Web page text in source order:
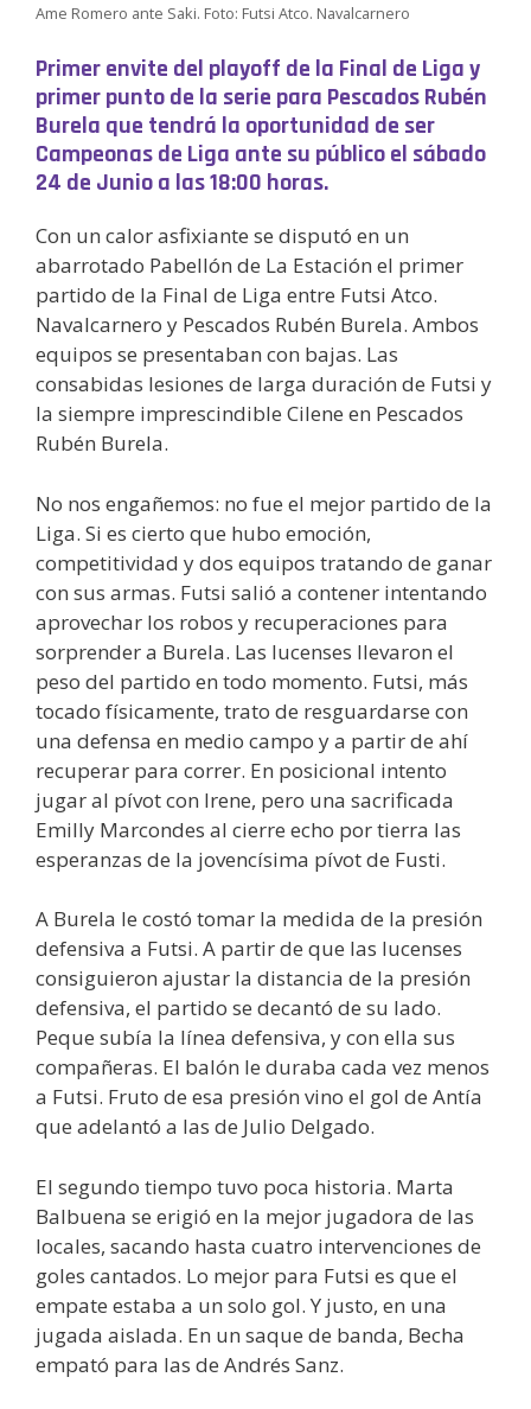
Ame Romero ante Saki. Foto: Futsi Atco. Navalcarnero
Primer envite del playoff de la Final de Liga y
primer punto de la serie para Pescados Rubén
Burela que tendrá la oportunidad de ser
Campeonas de Liga ante su público el sábado
24 de Junio a las 18:00 horas.
Con un calor asfixiante se disputó en un
abarrotado Pabellón de La Estación el primer
partido de la Final de Liga entre Futsi Atco.
Navalcarnero y Pescados Rubén Burela. Ambos
equipos se presentaban con bajas. Las
consabidas lesiones de larga duración de Futsi y
la siempre imprescindible Cilene en Pescados
Rubén Burela.
No nos engañemos: no fue el mejor partido de la
Liga. Si es cierto que hubo emoción,
competitividad y dos equipos tratando de ganar
con sus armas. Futsi salió a contener intentando
aprovechar los robos y recuperaciones para
sorprender a Burela. Las lucenses llevaron el
peso del partido en todo momento. Futsi, más
tocado físicamente, trato de resguardarse con
una defensa en medio campo y a partir de ahí
recuperar para correr. En posicional intento
jugar al pívot con Irene, pero una sacrificada
Emilly Marcondes al cierre echo por tierra las
esperanzas de la jovencísima pívot de Fusti.
A Burela le costó tomar la medida de la presión
defensiva a Futsi. A partir de que las lucenses
consiguieron ajustar la distancia de la presión
defensiva, el partido se decantó de su lado.
Peque subía la línea defensiva, y con ella sus
compañeras. El balón le duraba cada vez menos
a Futsi. Fruto de esa presión vino el gol de Antía
que adelantó a las de Julio Delgado.
El segundo tiempo tuvo poca historia. Marta
Balbuena se erigió en la mejor jugadora de las
locales, sacando hasta cuatro intervenciones de
goles cantados. Lo mejor para Futsi es que el
empate estaba a un solo gol. Y justo, en una
jugada aislada. En un saque de banda, Becha
empató para las de Andrés Sanz.